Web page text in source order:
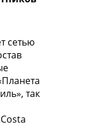
сетью
так